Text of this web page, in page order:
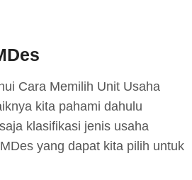
Cara Memilih Unit Usaha
kita pahami dahulu
klasifikasi jenis usaha
yang dapat kita pilih untuk